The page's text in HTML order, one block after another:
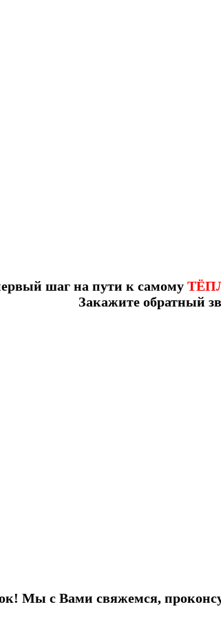
шаг на пути к самому
Закажите обратный
Мы с Вами свяжемся,